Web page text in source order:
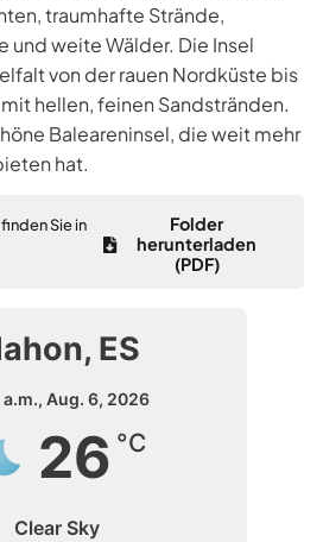
traumhafte Strände,
und weite Wälder. Die Insel
von der rauen Nordküste bis
hellen, feinen Sandstränden.
Baleareninsel, die weit mehr
hat.
Sie in
Folder
herunterladen
(PDF)
ES
Aug. 6, 2026
26 °C
Clear Sky